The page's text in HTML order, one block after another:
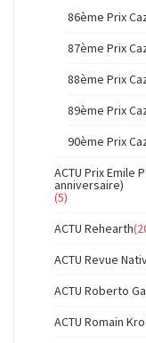
86ème Prix
87ème Prix
88ème Prix
89ème Prix
90ème Prix
ACTU Prix Emile
anniversaire)
(5)
ACTU Rehearth
ACTU Revue
ACTU Roberto
ACTU Romain